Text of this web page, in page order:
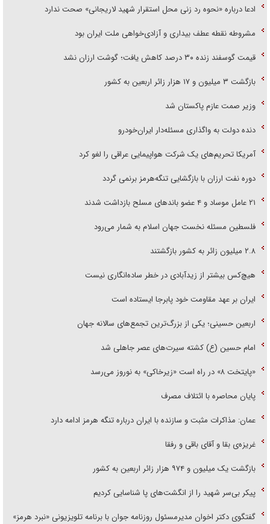
ادعا درباره «نحوه رد زنی محل استقرار شهید لاریجانی» صحت ندارد
مشروطه نقطه عطف بیداری و آزادی‌خواهی ملت ایران بود
قیمت گوسفند زنده ۳۰ درصد کاهش یافت؛ گوشت ارزان نشد
بازگشت ۳ میلیون و ۱۷ هزار زائر اربعین به کشور
وزیر صمت عازم پاکستان شد
دنده دولت به واگذاری مسئله‌دار ایران‌خودرو
آمریکا تحریم‌های یک شرکت هواپیمایی عراقی را لغو کرد
دوره نفت ارزان با بازگشایی تنگه‌هرمز برنمی گردد
۲۱ عامل موساد و ۴ عضو باند‌های مسلح بازداشت شدند
فلسطین مسئله نخست جهان اسلام به شمار می‌رود
۲.۸ میلیون زائر به کشور بازگشتند
هیچ‌کس بیشتر از زیدآبادی در خطر ساده‌انگاری نیست
ایران بر عهد مقاومت خود پابرجا ایستاده است
اربعین حسینی؛ یکی از بزرگ‌ترین تجمع‌های سالانه جهان
امام حسین (ع) کشته سیرت‌های عصر جاهلی شد
«پایتخت ۸» در راه است «زیرخاکی» به نوروز می‌رسد
پایان محاصره با ائتلاف مصرف
عمان: مذاکرات مثبت و سازنده با ایران درباره تنگه هرمز ادامه دارد
غریزه‌ی بقا و آقای باقی و رفقا
بازگشت یک میلیون و ۹۷۴ هزار زائر اربعین به کشور
پیکر بی‌سر شهید را از انگشت‌های پا شناسایی کردیم
گفتگوی دکتر اخوان مدیرمسئول روزنامه جوان با برنامه تلویزیونی «نبرد هرمز»